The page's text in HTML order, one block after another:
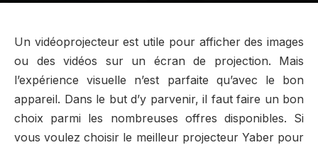
Un vidéoprojecteur est utile pour afficher des images
ou des vidéos sur un écran de projection. Mais
l’expérience visuelle n’est parfaite qu’avec le bon
appareil. Dans le but d’y parvenir, il faut faire un bon
choix parmi les nombreuses offres disponibles. Si
vous voulez choisir le meilleur projecteur Yaber pour